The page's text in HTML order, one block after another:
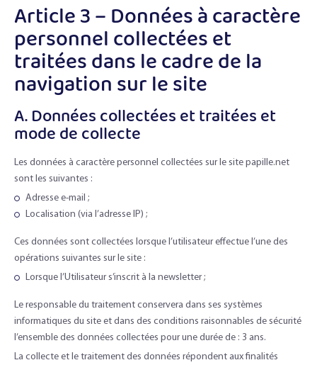
Article 3 – Données à caractère
personnel collectées et
traitées dans le cadre de la
navigation sur le site
A. Données collectées et traitées et
mode de collecte
Les données à caractère personnel collectées sur le site papille.net
sont les suivantes :
Adresse e-mail ;
Localisation (via l’adresse IP) ;
Ces données sont collectées lorsque l’utilisateur effectue l’une des
opérations suivantes sur le site :
Lorsque l’Utilisateur s’inscrit à la newsletter ;
Le responsable du traitement conservera dans ses systèmes
informatiques du site et dans des conditions raisonnables de sécurité
l’ensemble des données collectées pour une durée de : 3 ans.
La collecte et le traitement des données répondent aux finalités